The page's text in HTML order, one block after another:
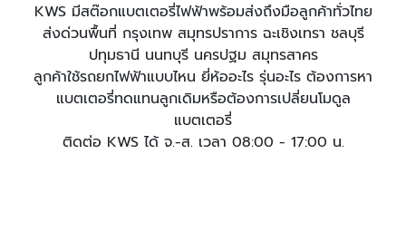
KWS มีสต๊อกแบตเตอรี่ไฟฟ้าพร้อมส่งถึงมือลูกค้าทั่วไทย
ส่งด่วนพื้นที่ กรุงเทพ สมุทรปราการ ฉะเชิงเทรา ชลบุรี
ปทุมธานี นนทบุรี นครปฐม สมุทรสาคร
ลูกค้าใช้รถยกไฟฟ้าแบบไหน ยี่ห้ออะไร รุ่นอะไร ต้องการหา
แบตเตอรี่ทดแทนลูกเดิมหรือต้องการเปลี่ยนโมดูล
แบตเตอรี่
ติดต่อ KWS ได้ จ.-ส. เวลา 08:00 - 17:00 น.